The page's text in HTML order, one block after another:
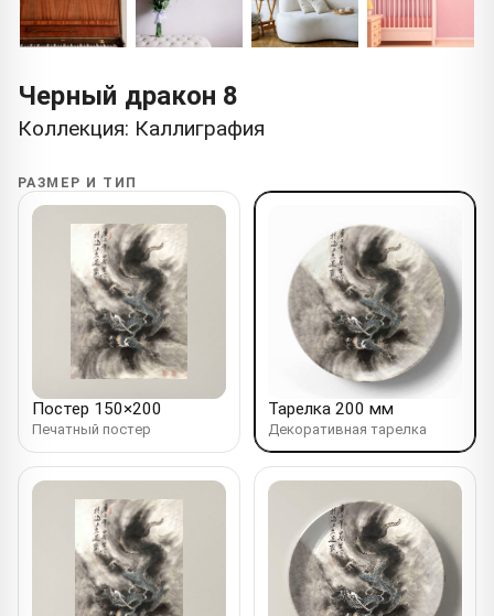
Черный дракон 8
Коллекция: Каллиграфия
РАЗМЕР И ТИП
Постер 150×200
Печатный постер
Тарелка 200 мм
Декоративная тарелка